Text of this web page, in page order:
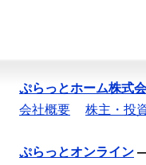
ぷらっとホーム株式
会社概要
株主・投
ぷらっとオンライン